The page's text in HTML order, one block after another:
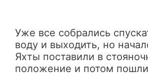
Уже все собрались
воду и выходить, но
Яхты поставили в
положение и потом